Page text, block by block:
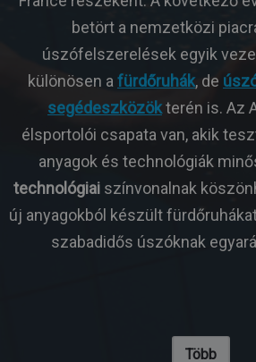
betört a nemzetközi
úszófelszerelések egyik
különösen a fürdőruhák, de
segédeszközökterén is. Az
élsportolói csapata van, akik
anyagok és technológiák
technológiai színvonalnak
új anyagokból készült
szabadidős úszóknak
Több